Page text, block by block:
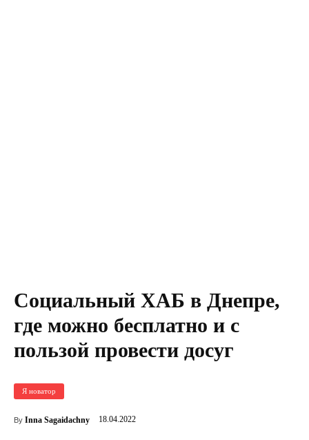
Социальный ХАБ в Днепре,
где можно бесплатно и с
пользой провести досуг
Я новатор
By Inna Sagaidachny 18.04.2022